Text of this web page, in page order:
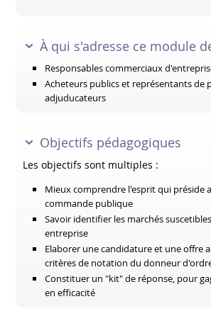
À qui s'adresse ce module
Responsables commerciaux
Acheteurs publics et représentants de
adjuducateurs
Objectifs pédagogiques
Les objectifs sont multiples :
Mieux comprendre l'esprit qui préside
commande publique
Savoir identifier les marchés
entreprise
Elaborer une candidature et une offre
critères de notation du donneur
Constituer un "kit" de réponse, pour
en efficacité